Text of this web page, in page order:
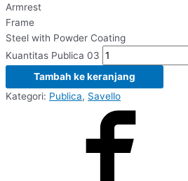
Armrest
Frame
Steel with Powder Coating
Kuantitas Publica 03
Tambah ke keranjang
Kategori: Publica, Savello